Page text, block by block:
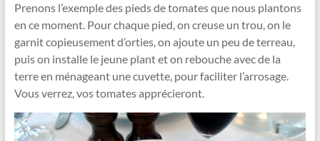
Prenons l’exemple des pieds de tomates que nous plantons
en ce moment. Pour chaque pied, on creuse un trou, on le
garnit copieusement d’orties, on ajoute un peu de terreau,
puis on installe le jeune plant et on rebouche avec de la
terre en ménageant une cuvette, pour faciliter l’arrosage.
Vous verrez, vos tomates apprécieront.